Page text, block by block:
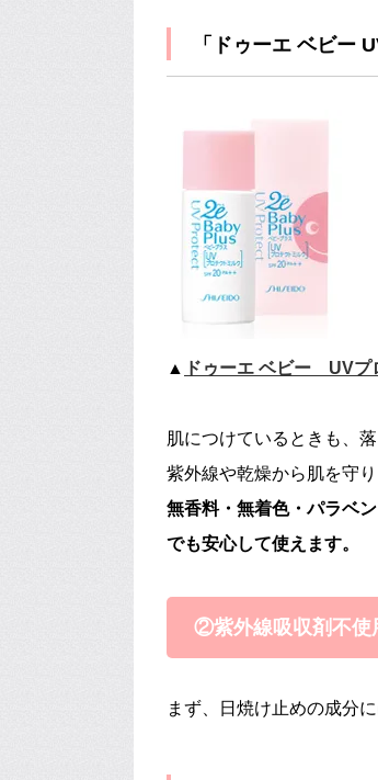
「ドゥーエ ベビー
▲ ドゥーエ ベビー UVプ
肌につけているときも、
紫外線や乾燥から肌を守
無香料・無着色・パラベ
でも安心して使えます。
②紫外線吸収剤不使
まず、日焼け止めの成分